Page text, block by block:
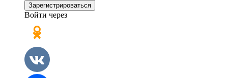
Зарегистрироваться
Войти через